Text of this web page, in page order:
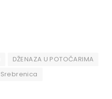
DŽENAZA U POTOČARIMA
Srebrenica